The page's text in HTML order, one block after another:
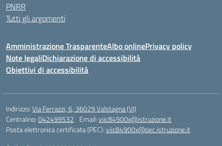
PNRR
Tutti gli argomenti
Amministrazione TrasparenteAlbo onlinePrivacy policy
Note legaliDichiarazione di accessibilità
Obiettivi di accessibilità
Indirizzo:Via Ferrazzi, 6, 36029 Valstagna (VI)
Centralino:042499532 Email:viic84900x@istruzione.it
Posta elettronica certificata (PEC):viic84900x@pec.istruzione.it